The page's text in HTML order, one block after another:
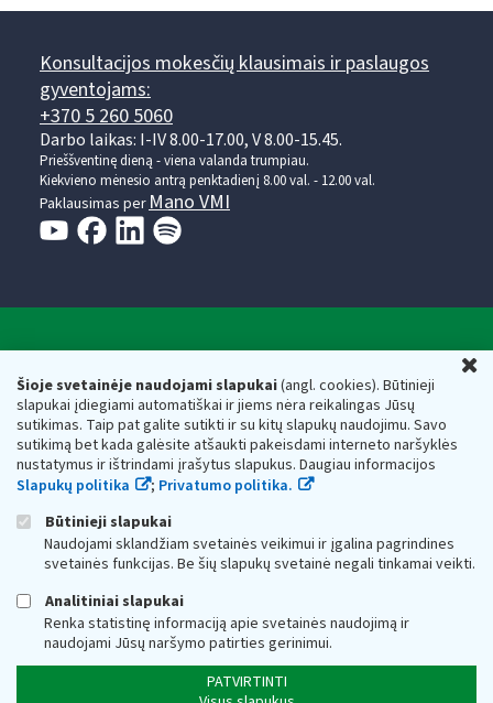
Šioje svetainėje naudojami slapukai(angl. cookies). Būtinieji
slapukai įdiegiami automatiškai ir jiems nėra reikalingas Jūsų
sutikimas. Taip pat galite sutikti ir su kitų slapukų naudojimu. Savo
sutikimą bet kada galėsite atšaukti pakeisdami interneto naršyklės
nustatymus ir ištrindami įrašytus slapukus. Daugiau informacijos
Slapukų politika
; Privatumo politika.
Būtinieji slapukai
Naudojami sklandžiam svetainės veikimui ir įgalina pagrindines
svetainės funkcijas. Be šių slapukų svetainė negali tinkamai veikti.
Analitiniai slapukai
Renka statistinę informaciją apie svetainės naudojimą ir
naudojami Jūsų naršymo patirties gerinimui.
PATVIRTINTI
Konsultacijos mokesčių klausimais ir paslaugos
gyventojams:
+370 5 260 5060
Darbo laikas: I-IV 8.00-17.00, V 8.00-15.45.
Prieššventinę dieną - viena valanda trumpiau.
Kiekvieno mėnesio antrą penktadienį 8.00 val. - 12.00 val.
Paklausimas per Mano VMI
Respublikos finansų ministerijos
Biudžetinė įstaiga. Juridinio asmens kodas — 188659752,
adresas: Vasario 16-osios g. 14, 01107 Vilnius, Lietuva, el.paštas:
vmi@vmi.lt, E. pristatymo dėžutės adresas 188659752
Duomenys apie Valstybinę mokesčių inspekciją prie Lietuvos
Respublikos finansų ministerijos kaupiami ir saugomi Juridinių